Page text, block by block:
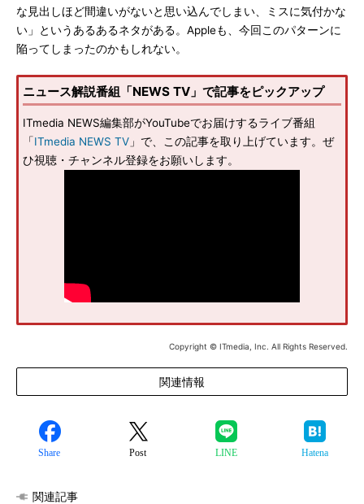
な見出しほど間違いがないと思い込んでしまい、ミスに気付かな
い」というあるあるネタがある。Appleも、今回このパターンに
陥ってしまったのかもしれない。
ニュース解説番組「NEWS TV」で記事をピックアップ
ITmedia NEWS編集部がYouTubeでお届けするライブ番組
「ITmedia NEWS TV 」で、この記事を取り上げています。ぜ
ひ視聴・チャンネル登録をお願いします。
Copyright © ITmedia, Inc. All Rights Reserved.
関連情報
Share Post LINE Hatena
関連記事